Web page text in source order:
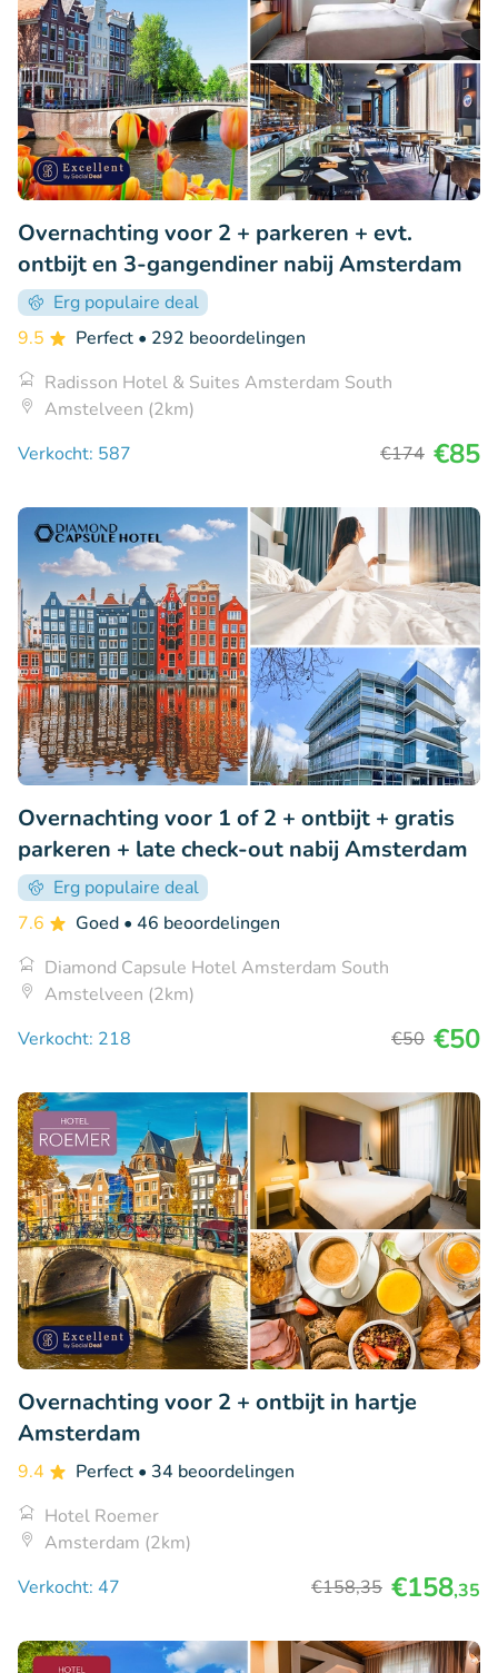
Overnachting voor 2 + parkeren + evt.
ontbijt en 3-gangendiner nabij Amsterdam
Erg populaire deal
9.5
Perfect • 292 beoordelingen
Radisson Hotel & Suites Amsterdam South
Amstelveen (2km)
Verkocht: 587
€174 €85
Overnachting voor 1 of 2 + ontbijt + gratis
parkeren + late check-out nabij Amsterdam
Erg populaire deal
7.6
Goed • 46 beoordelingen
Diamond Capsule Hotel Amsterdam South
Amstelveen (2km)
Verkocht: 218
€50 €50
Overnachting voor 2 + ontbijt in hartje
Amsterdam
9.4 Perfect • 34 beoordelingen
Hotel Roemer
Amsterdam (2km)
Verkocht: 47
€158,35 €158,35